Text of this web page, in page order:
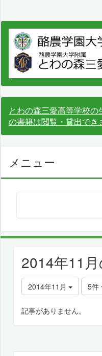
とわの森三愛高等学校
の書籍は閲覧・貸出でき
メニュー
2014年11
2014年11月 5件
記事がありません。